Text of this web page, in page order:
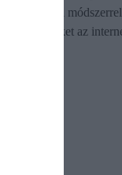
netnográfiai
hazai üzleteket az